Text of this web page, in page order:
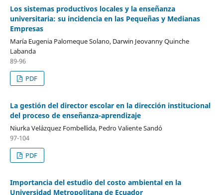
Los sistemas productivos locales y la enseñanza
universitaria: su incidencia en las Pequeñas y Medianas
Empresas
María Eugenia Palomeque Solano, Darwin Jeovanny Quinche
Labanda
89-96
PDF
La gestión del director escolar en la dirección institucional
del proceso de enseñanza-aprendizaje
Niurka Velázquez Fombellida, Pedro Valiente Sandó
97-104
PDF
Importancia del estudio del costo ambiental en la
Universidad Metropolitana de Ecuador